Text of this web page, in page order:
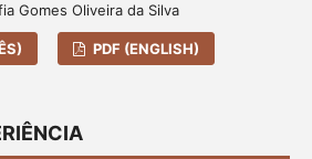
Gomes Oliveira da Silva
PDF (ENGLISH)